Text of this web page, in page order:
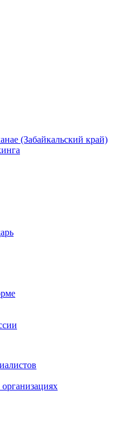
(Забайкальский край)